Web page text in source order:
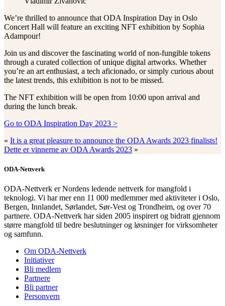
We’re thrilled to announce that ODA Inspiration Day in Oslo
Concert Hall will feature an exciting NFT exhibition by Sophia
Adampour!
Join us and discover the fascinating world of non-fungible tokens
through a curated collection of unique digital artworks. Whether
you’re an art enthusiast, a tech aficionado, or simply curious about
the latest trends, this exhibition is not to be missed.
The NFT exhibition will be open from 10:00 upon arrival and
during the lunch break.
Go to ODA Inspiration Day 2023 >
« It is a great pleasure to announce the ODA Awards 2023 finalists!
Dette er vinnerne av ODA Awards 2023 »
ODA-Nettverk
ODA-Nettverk er Nordens ledende nettverk for mangfold i
teknologi. Vi har mer enn 11 000 medlemmer med aktiviteter i Oslo,
Bergen, Innlandet, Sørlandet, Sør-Vest og Trondheim, og over 70
partnere. ODA-Nettverk har siden 2005 inspirert og bidratt gjennom
større mangfold til bedre beslutninger og løsninger for virksomheter
og samfunn.
Om ODA-Nettverk
Initiativer
Bli medlem
Partnere
Bli partner
Personvern